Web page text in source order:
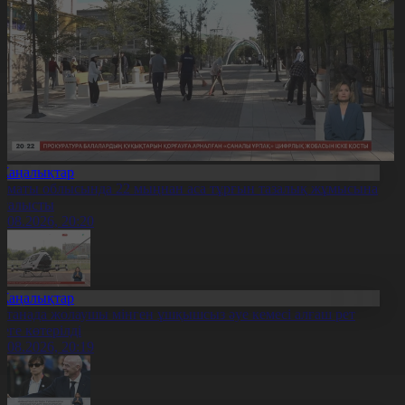
облысында 22 мыңнан аса тұрғын тазалық жұмысына
20:20
жолаушы мінген ұшқышсыз әуе кемесі алғаш рет
көтерілді
20:19